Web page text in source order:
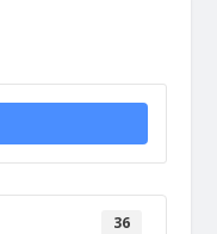
36